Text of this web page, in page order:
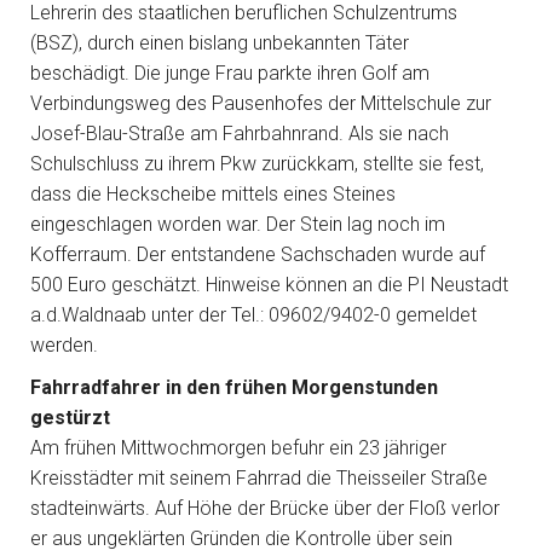
Lehrerin des staatlichen beruflichen Schulzentrums
(BSZ), durch einen bislang unbekannten Täter
beschädigt. Die junge Frau parkte ihren Golf am
Verbindungsweg des Pausenhofes der Mittelschule zur
Josef-Blau-Straße am Fahrbahnrand. Als sie nach
Schulschluss zu ihrem Pkw zurückkam, stellte sie fest,
dass die Heckscheibe mittels eines Steines
eingeschlagen worden war. Der Stein lag noch im
Kofferraum. Der entstandene Sachschaden wurde auf
500 Euro geschätzt. Hinweise können an die PI Neustadt
a.d.Waldnaab unter der Tel.: 09602/9402-0 gemeldet
werden.
Fahrradfahrer in den frühen Morgenstunden
gestürzt
Am frühen Mittwochmorgen befuhr ein 23 jähriger
Kreisstädter mit seinem Fahrrad die Theisseiler Straße
stadteinwärts. Auf Höhe der Brücke über der Floß verlor
er aus ungeklärten Gründen die Kontrolle über sein